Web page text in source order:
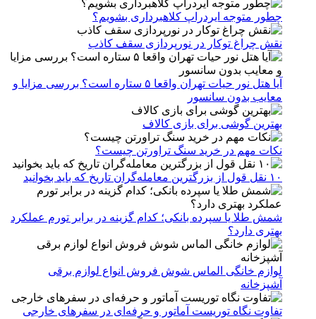
چطور متوجه ایردراپ کلاهبرداری بشویم؟
نقش چراغ توکار در نورپردازی سقف کاذب
آیا هتل نور حیات تهران واقعا ۵ ستاره است؟ بررسی مزایا و
معایب بدون سانسور
بهترین گوشی برای بازی کالاف
نکات مهم در خرید سنگ تراورتن چیست؟
۱۰ نقل قول از بزرگترین معامله‌گران تاریخ که باید بخوانید
شمش طلا یا سپرده بانکی؛ کدام گزینه در برابر تورم عملکرد
بهتری دارد؟
لوازم خانگی الماس شوش فروش انواع لوازم برقی
آشپزخانه
تفاوت نگاه توریست آماتور و حرفه‌ای در سفرهای خارجی